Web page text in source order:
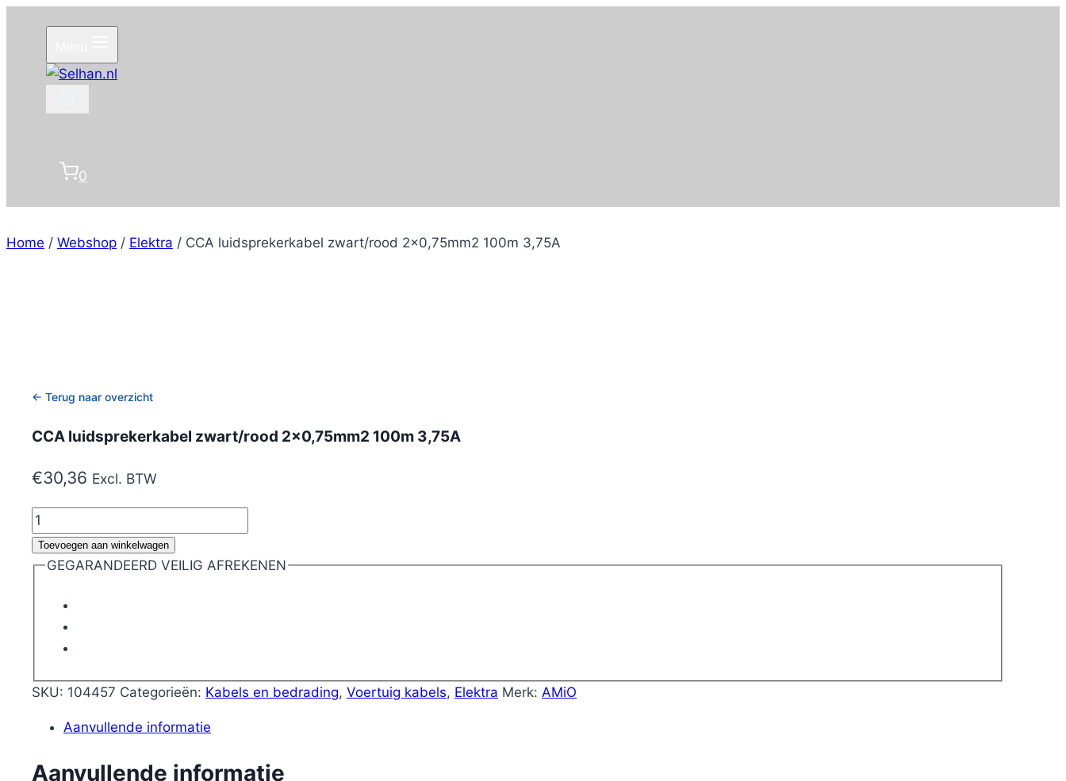
inhoud
0
Home / Webshop / Elektra / CCA luidsprekerkabel zwart/rood 2×0,75mm2 100m 3,75A
← Terug naar overzicht
CCA luidsprekerkabel zwart/rood 2×0,75mm2 100m 3,75A
€30,36 Excl. BTW
CCA
luidsprekerkabel
zwart/rood
100m
3,75A
aantal
Toevoegen aan winkelwagen
GEGARANDEERD VEILIG AFREKENEN
SKU: 104457 Categorieën: Kabels en bedrading, Voertuig kabels, Elektra Merk: AMiO
Aanvullende informatie
Aanvullende informatie